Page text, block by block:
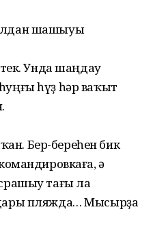
шашыуы
Унда шаңдау
һүҙ һәр ваҡыт
Бер-береһен бик
ә
тағы ла
пляжда… Мысырҙа